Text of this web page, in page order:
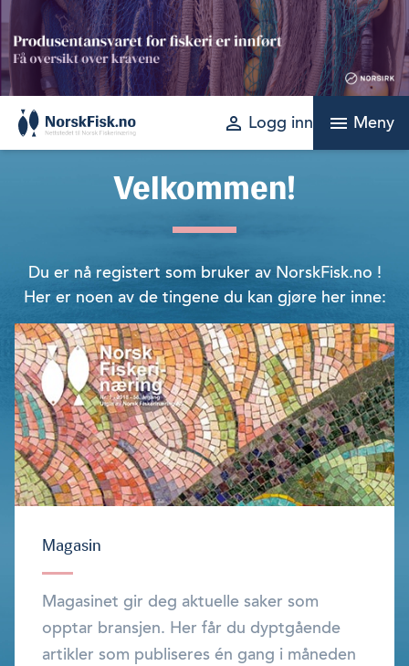
Skip
to
content
perm_identity Logg inn menu Meny
Velkommen!
Du er nå registert som bruker av NorskFisk.no !
Her er noen av de tingene du kan gjøre her inne:
Magasin
Magasinet gir deg aktuelle saker som
opptar bransjen. Her får du dyptgående
artikler som publiseres én gang i måneden